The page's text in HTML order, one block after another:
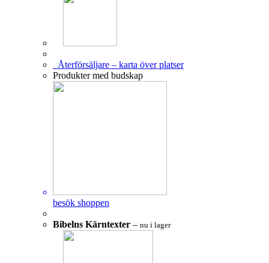
Återförsäljare – karta över platser
Produkter med budskap
besök shoppen
Bibelns Kärntexter – nu i lager